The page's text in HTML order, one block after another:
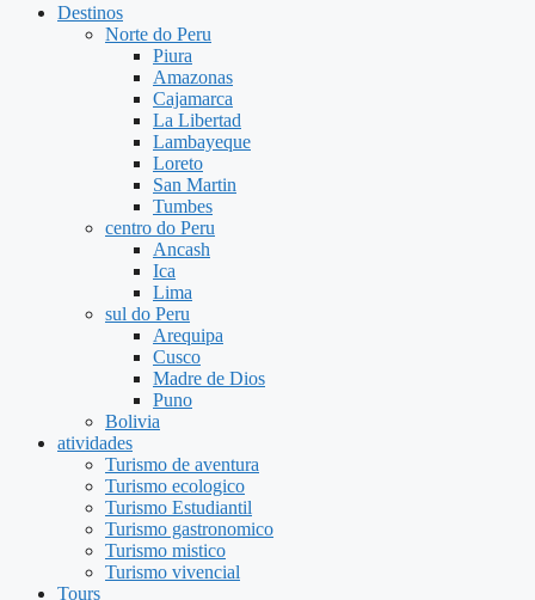
Destinos
Norte do Peru
Piura
Amazonas
Cajamarca
La Libertad
Lambayeque
Loreto
San Martin
Tumbes
centro do Peru
Ancash
Ica
Lima
sul do Peru
Arequipa
Cusco
Madre de Dios
Puno
Bolivia
atividades
Turismo de aventura
Turismo ecologico
Turismo Estudiantil
Turismo gastronomico
Turismo mistico
Turismo vivencial
Tours